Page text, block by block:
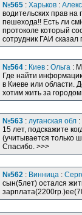
№565 : Харьков :
водительских прав на
пешехода!! Есть ли
протоколе который
сотрудник ГАИ
№564 : Киев : Ольга :
Где найти
в Киеве или области.
хотим жить за
№563 : луганская обл :
15 лет, подскажите
(учитывается только
Спасибо. >>>
№562 : Винница :
сын(5лет) остался